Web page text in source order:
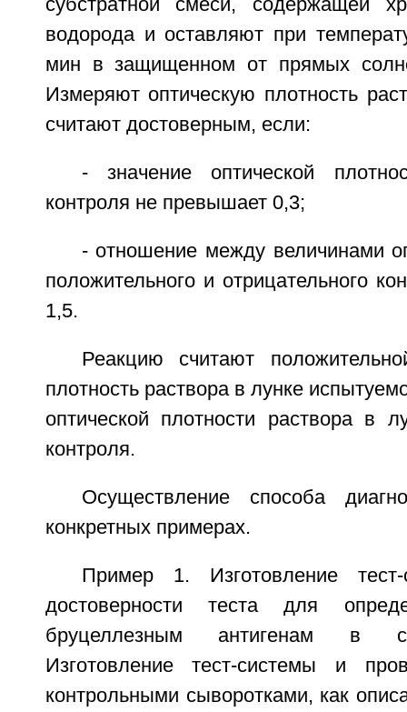
водорода и оставляют при
мин в защищенном от прямых
Измеряют оптическую плотность
считают достоверным, если:
- значение оптической
контроля не превышает 0,3;
- отношение между величинами
положительного и отрицательного
1,5.
Реакцию считают
плотность раствора в лунке
оптической плотности раствора в
контроля.
Осуществление способа
конкретных примерах.
Пример 1. Изготовление
достоверности теста для
бруцеллезным антигенам в
Изготовление тест-системы и
контрольными сыворотками, как